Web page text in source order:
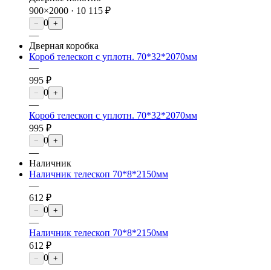
900×2000 · 10 115 ₽
− 0 +
—
Дверная коробка
Короб телескоп с уплотн. 70*32*2070мм
—
995 ₽
− 0 +
—
Короб телескоп с уплотн. 70*32*2070мм
995 ₽
− 0 +
—
Наличник
Наличник телескоп 70*8*2150мм
—
612 ₽
− 0 +
—
Наличник телескоп 70*8*2150мм
612 ₽
− 0 +